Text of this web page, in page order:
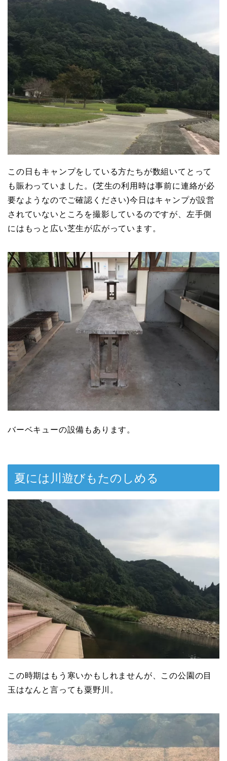
この日もキャンプをしている方たちが数組いてとって
も賑わっていました。(芝生の利用時は事前に連絡が必
要なようなのでご確認ください)今日はキャンプが設営
されていないところを撮影しているのですが、左手側
にはもっと広い芝生が広がっています。
バーベキューの設備もあります。
夏には川遊びもたのしめる
この時期はもう寒いかもしれませんが、この公園の目
玉はなんと言っても粟野川。